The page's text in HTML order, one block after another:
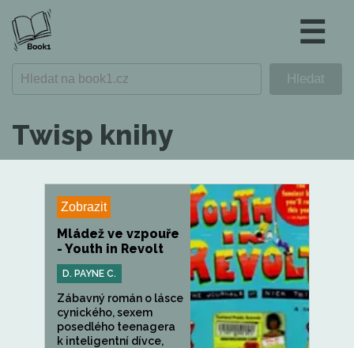
☰
Twisp knihy
Zobrazit
Mládež ve vzpouře
- Youth in Revolt
D. PAYNE C.
Zábavný román o lásce
cynického, sexem
posedlého teenagera
k inteligentní dívce,